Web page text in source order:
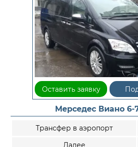
Оставить заявку
Мерседес Виано 6-
Трансфер в аэропорт
Далее